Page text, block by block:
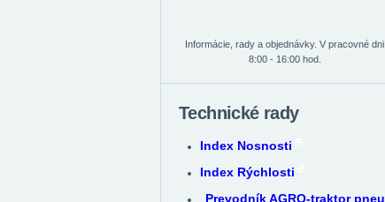
Informácie, rady a objednávky. V pracovné dni
8:00 - 16:00 hod.
Technické rady
Index Nosnosti
Index Rýchlosti
Prevodník AGRO-traktor pneu